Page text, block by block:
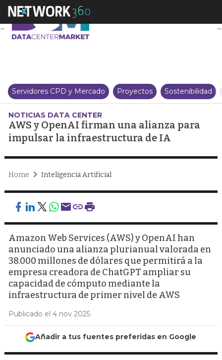
AWS y OpenAI firman una
Servidores CPD y Mercado Proyectos Sostenibilidad
NOTICIAS DATA CENTER
AWS y OpenAI firman una alianza para
impulsar la infraestructura de IA
Home Inteligencia Artificial
Amazon Web Services (AWS) y OpenAI han
anunciado una alianza plurianual valorada en
38.000 millones de dólares que permitirá a la
empresa creadora de ChatGPT ampliar su
capacidad de cómputo mediante la
infraestructura de primer nivel de AWS
Publicado el 4 nov 2025
Añadir a tus fuentes preferidas en Google